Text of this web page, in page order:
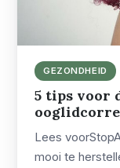
GEZONDHEID
5 tips voor
Lees
mooi te